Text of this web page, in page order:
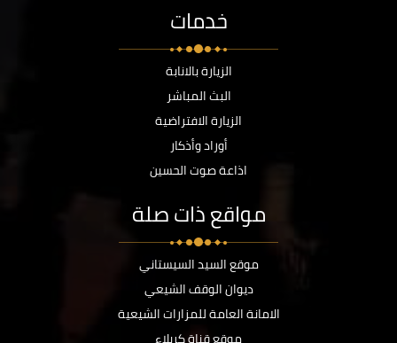
خدمات
الزيارة بالانابة
البث المباشر
الزيارة الافتراضية
أوراد وأذكار
اذاعة صوت الحسين
مواقع ذات صلة
موقع السيد السيستاني
ديوان الوقف الشيعي
الامانة العامة للمزارات الشيعية